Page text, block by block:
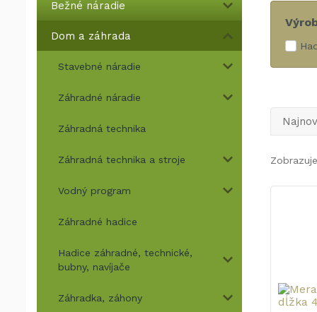
Bežné náradie
Dom a záhrada
Stavebné náradie
Záhradné náradie
Záhradná technika
Záhradná technika a stroje
Vodný program
Záhradné hadice
Hadice záhradné, technické,
bubny, navíjače
Záhradka, záhony